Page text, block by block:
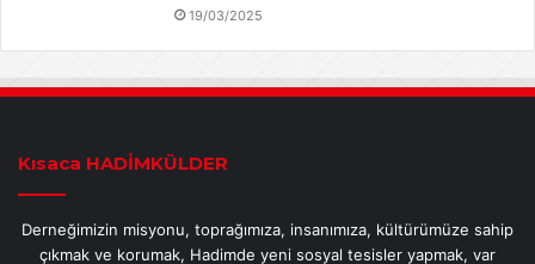
19/03/2025
Kısaca HADİMKÜLDER
Derneğimizin misyonu, toprağımıza, insanımıza, kültürümüze sahip
çıkmak ve korumak, Hadimde yeni sosyal tesisler yapmak, var